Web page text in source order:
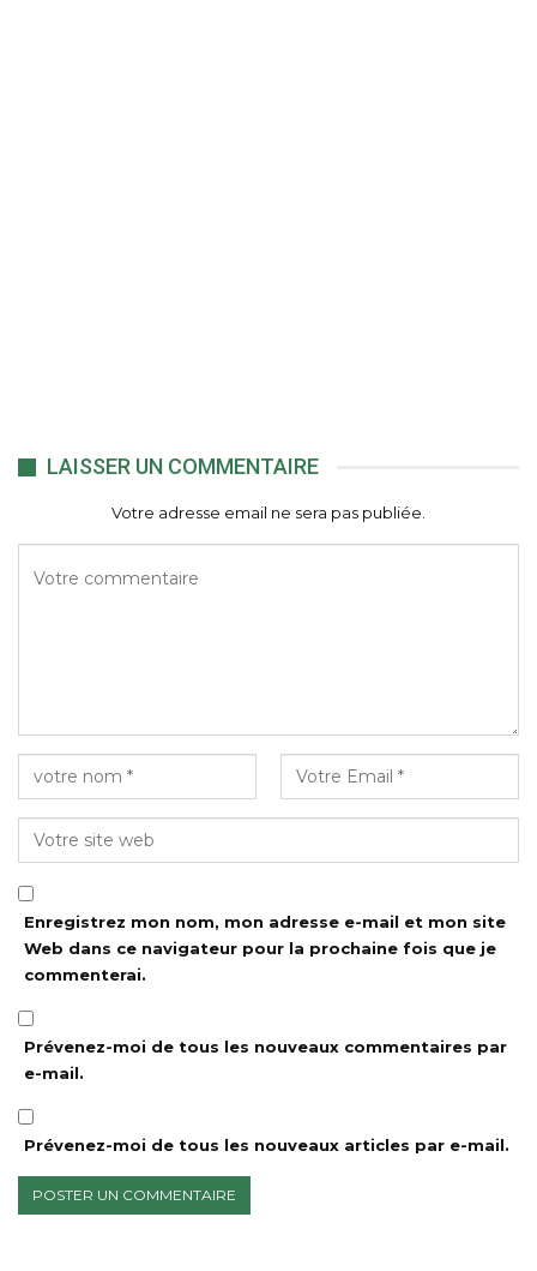
LAISSER UN COMMENTAIRE
Votre adresse email ne sera pas publiée.
Enregistrez mon nom, mon adresse e-mail et mon site
Web dans ce navigateur pour la prochaine fois que je
commenterai.
Prévenez-moi de tous les nouveaux commentaires par
e-mail.
Prévenez-moi de tous les nouveaux articles par e-mail.